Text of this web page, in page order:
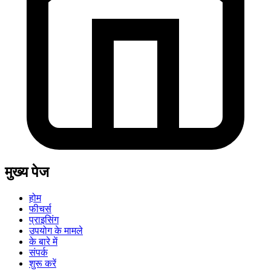
मुख्य पेज
होम
फीचर्स
प्राइसिंग
उपयोग के मामले
के बारे में
संपर्क
शुरू करें